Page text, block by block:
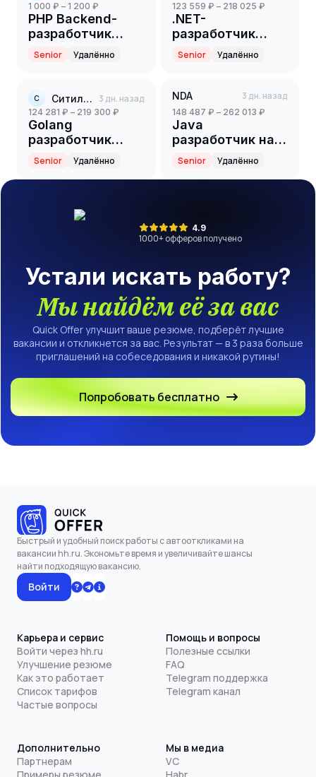
1 000 ₽ – 1 200 ₽
PHP Backend-
разработчик
(Part-time)
Senior Удалённо
123 559 ₽ – 218 025 ₽
.NET-
разработчик
(Senior)
Senior Удалённо
С Ситилинк 3 дн. назад
124 281 ₽ – 219 300 ₽
Golang
разработчик
(Senior)
Senior Удалённо
NDA 3 дн. назад
148 487 ₽ – 262 013 ₽
Java
разработчик на
партнерский
проект(ритейл)
(Senior)
Senior Удалённо
4.9
1000+ офферов получено
Устали искать работу?
Мы найдём её за вас
Quick Offer улучшит ваше резюме, подберёт лучшие
вакансии и откликнется за вас. Результат — в 3 раза больше
приглашений на собеседования и никакой рутины!
Попробовать бесплатно
Быстрый и удобный поиск работы с автооткликами на
вакансии hh.ru. Экономьте время и увеличивайте шансы
найти подходящую вакансию.
Войти
Карьера и сервис
Войти через hh.ru
Улучшение резюме
Как это работает
Список тарифов
Частые вопросы
Помощь и вопросы
Полезные ссылки
FAQ
Telegram поддержка
Telegram канал
Дополнительно
Партнерам
Мы в медиа
VC